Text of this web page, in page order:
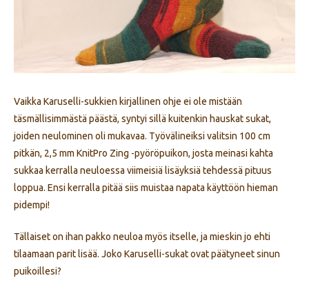
Vaikka Karuselli-sukkien kirjallinen ohje ei ole mistään
täsmällisimmästä päästä, syntyi sillä kuitenkin hauskat sukat,
joiden neulominen oli mukavaa. Työvälineiksi valitsin 100 cm
pitkän, 2,5 mm KnitPro Zing -pyöröpuikon, josta meinasi kahta
sukkaa kerralla neuloessa viimeisiä lisäyksiä tehdessä pituus
loppua. Ensi kerralla pitää siis muistaa napata käyttöön hieman
pidempi!
Tällaiset on ihan pakko neuloa myös itselle, ja mieskin jo ehti
tilaamaan parit lisää. Joko Karuselli-sukat ovat päätyneet sinun
puikoillesi?